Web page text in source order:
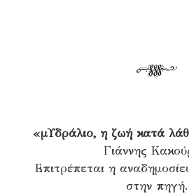
«μΥδράλιο, η ζωή κατά
Γιάννης
Επιτρέπεται η
στην πηγή.